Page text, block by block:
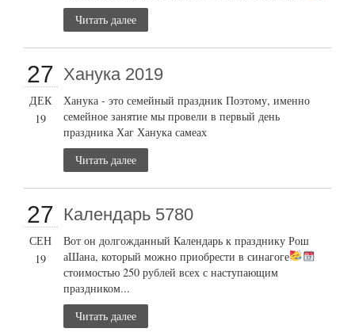
Читать далее
27
ДЕК
19
Ханука 2019
Ханука - это семейный праздник Поэтому, именно
семейное занятие мы провели в первый день
праздника Хаг Ханука самеах
Читать далее
27
СЕН
19
Календарь 5780
Вот он долгожданный Календарь к празднику Рош
аШана, который можно приобрести в синагоге
стоимостью 250 рублей всех с наступающим
праздником...
Читать далее